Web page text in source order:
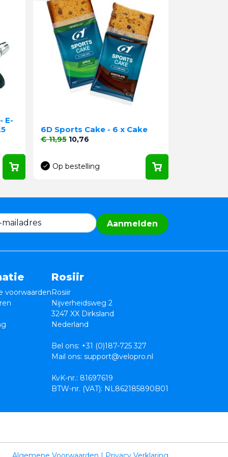
E-
6D Sports Cake - 6 x Cake
Normale prijs
€ 11,95 Prijs
10,76
Op bestelling
Aanmelden
voorwaarden
Rosiir
Rosiir
Nijverheidsweg 2
3247 XX Dirksland
Nederland
Bel ons: +31 (0)187-725 327
Mail ons: support@velopro.nl
KvK-nr.: 81697619
BTW-nr. (VAT): NL862185890B01